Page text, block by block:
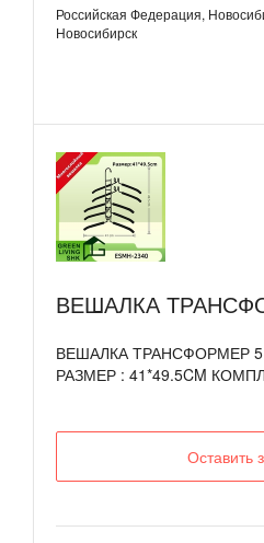
Российская Федерация,
Новосибирск
ВЕШАЛКА
ВЕШАЛКА ТРАНСФОРМЕР
РАЗМЕР : 41*49.5CM
Оставить